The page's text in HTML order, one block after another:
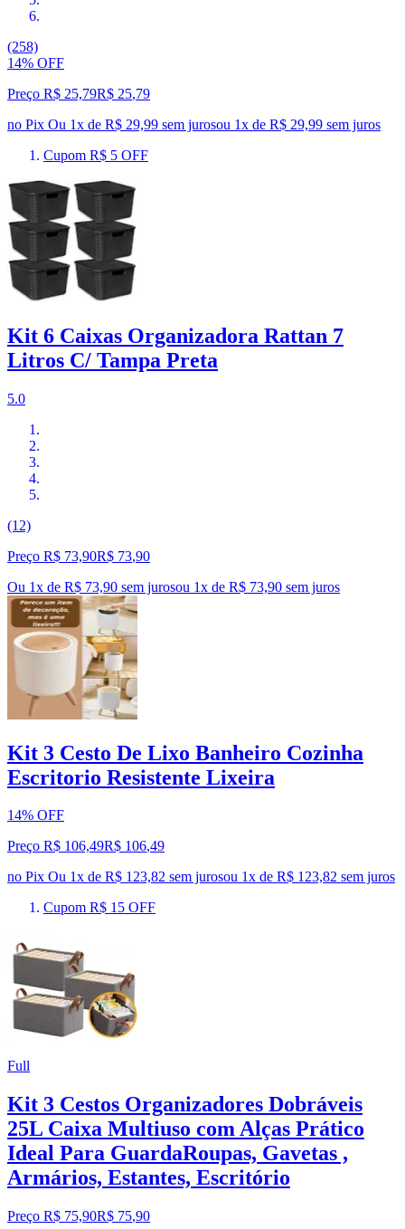
(258)
14% OFF
Preço R$ 25,79R$ 25,79
no Pix Ou 1x de R$ 29,99 sem jurosou 1x de R$ 29,99 sem juros
Cupom R$ 5 OFF
Kit 6 Caixas Organizadora Rattan 7
Litros C/ Tampa Preta
5.0
(12)
Preço R$ 73,90R$ 73,90
Ou 1x de R$ 73,90 sem jurosou 1x de R$ 73,90 sem juros
Kit 3 Cesto De Lixo Banheiro Cozinha
Escritorio Resistente Lixeira
14% OFF
Preço R$ 106,49R$ 106,49
no Pix Ou 1x de R$ 123,82 sem jurosou 1x de R$ 123,82 sem juros
Cupom R$ 15 OFF
Full
Kit 3 Cestos Organizadores Dobráveis
25L Caixa Multiuso com Alças Prático
Ideal Para GuardaRoupas, Gavetas ,
Armários, Estantes, Escritório
Preço R$ 75,90R$ 75,90